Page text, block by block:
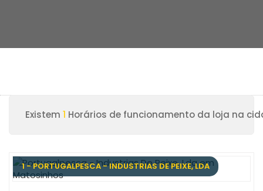
Existem 1 Horários de funcionamento da loja na
1 - PORTUGALPESCA - INDUSTRIAS DE PEIXE, LDA